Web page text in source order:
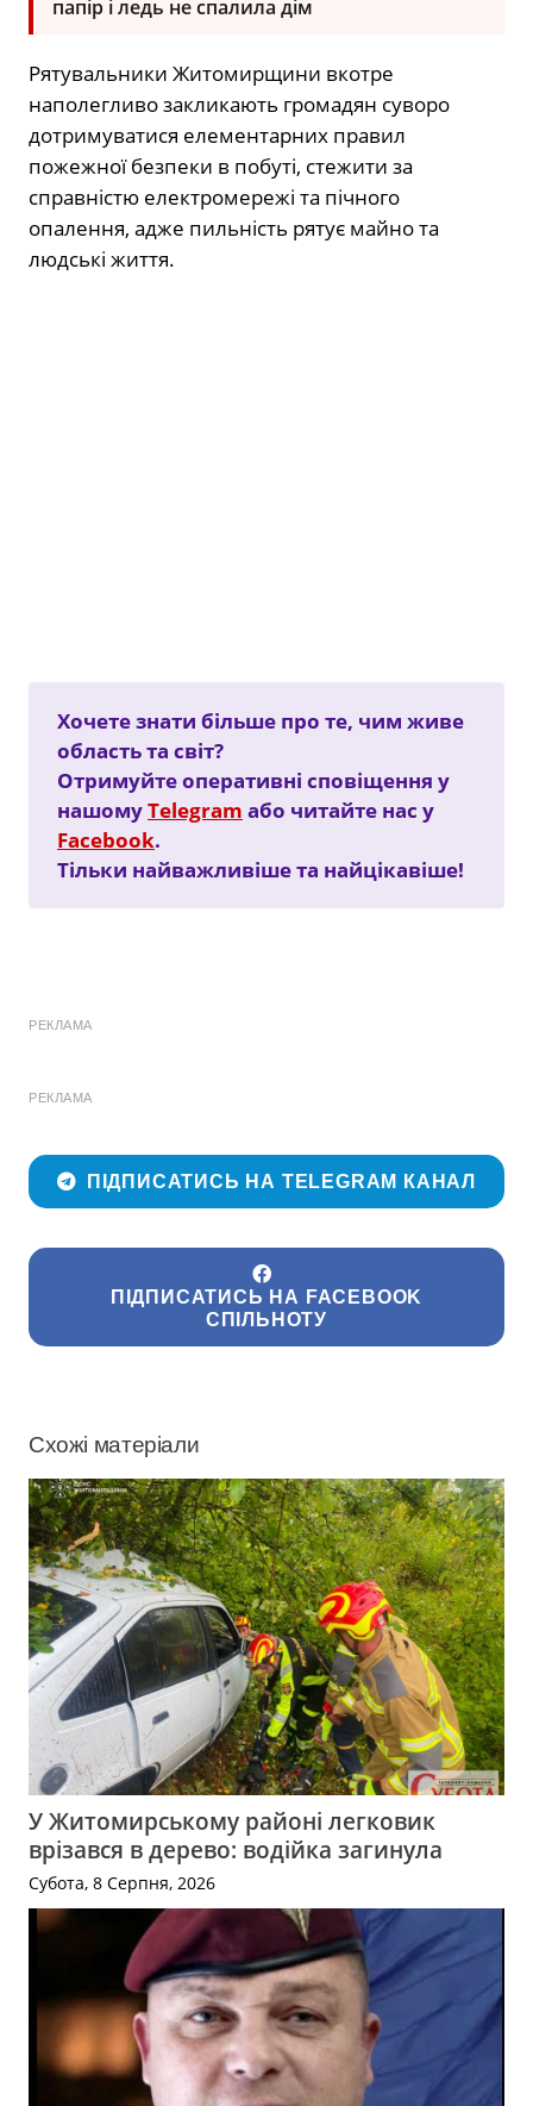
папір і ледь не спалила дім
Рятувальники Житомирщини вкотре
наполегливо закликають громадян суворо
дотримуватися елементарних правил
пожежної безпеки в побуті, стежити за
справністю електромережі та пічного
опалення, адже пильність рятує майно та
людські життя.
Хочете знати більше про те, чим живе
область та світ?
Отримуйте оперативні сповіщення у
нашомуTelegram або читайте нас у
Facebook.
Тільки найважливіше та найцікавіше!
РЕКЛАМА
РЕКЛАМА
ПІДПИСАТИСЬ НА TELEGRAM КАНАЛ
ПІДПИСАТИСЬ НА FACEBOOK
СПІЛЬНОТУ
Схожі матеріали
У Житомирському районі легковик
врізався в дерево: водійка загинула
Субота, 8 Серпня, 2026